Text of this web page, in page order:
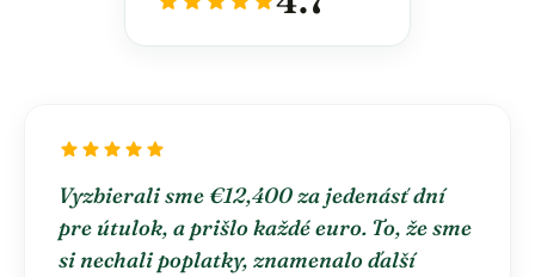
starstarstarstarstar
Vyzbierali sme €12,400 za jedenásť dní
pre útulok, a prišlo každé euro. To, že sme
si nechali poplatky, znamenalo ďalší